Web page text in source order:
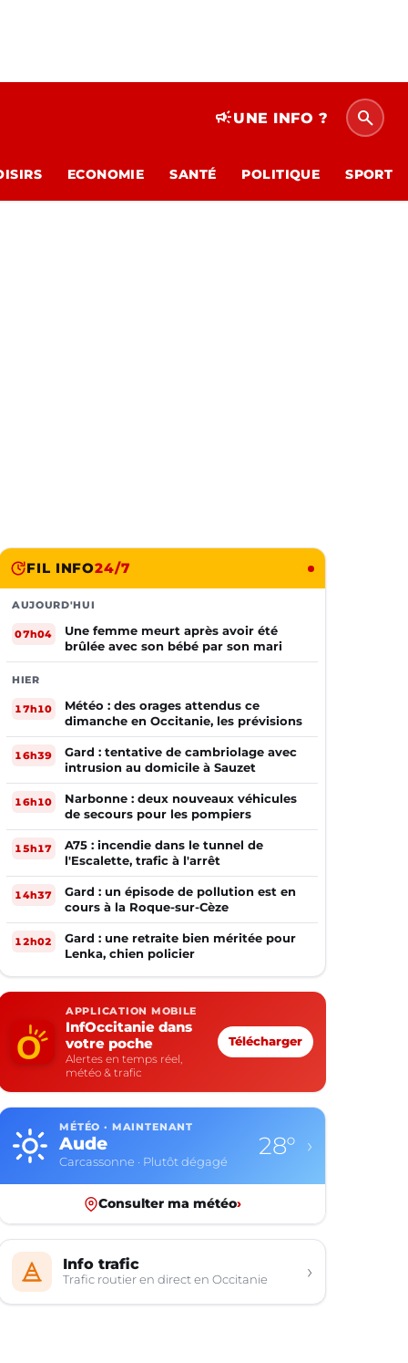
campaignUNE INFO ? search
ECONOMIE SANTÉ POLITIQUE SPORT
FIL INFO24/7
AUJOURD'HUI
07h04
Une femme meurt après avoir été
brûlée avec son bébé par son mari
HIER
17h10
Météo : des orages attendus ce
dimanche en Occitanie, les prévisions
16h39
Gard : tentative de cambriolage avec
intrusion au domicile à Sauzet
16h10
Narbonne : deux nouveaux véhicules
de secours pour les pompiers
15h17
A75 : incendie dans le tunnel de
l'Escalette, trafic à l'arrêt
14h37
Gard : un épisode de pollution est en
cours à la Roque-sur-Cèze
12h02
Gard : une retraite bien méritée pour
Lenka, chien policier
APPLICATION MOBILE
InfOccitanie dans
votre poche
Alertes en temps réel,
météo & trafic
Télécharger
MÉTÉO · MAINTENANT
Aude
Carcassonne · Plutôt dégagé
28° ›
Consulter ma météo›
Info trafic
Trafic routier en direct en Occitanie ›